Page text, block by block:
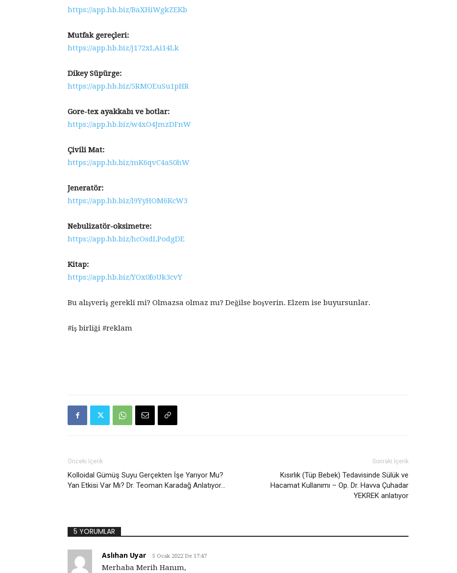
https://app.hb.biz/BaXHiWgkZEKb
Mutfak gereçleri:
https://app.hb.biz/j172xLAi14Lk
Dikey Süpürge:
https://app.hb.biz/5RMOEuSu1pHR
Gore-tex ayakkabı ve botlar:
https://app.hb.biz/w4xO4JmzDFnW
Çivili Mat:
https://app.hb.biz/mK6qvC4aS0hW
Jeneratör:
https://app.hb.biz/l9YyHOM6KcW3
Nebulizatör-oksimetre:
https://app.hb.biz/hcOsdLPodgDE
Kitap:
https://app.hb.biz/YOx0foUk3cvY
Bu alışveriş gerekli mi? Olmazsa olmaz mı? Değilse boşverin. Elzem ise buyursunlar.
#iş birliği #reklam
Önceki İçerik
Kolloidal Gümüş Suyu Gerçekten İşe Yarıyor Mu?
Yan Etkisi Var Mı? Dr. Teoman Karadağ Anlatıyor…
Sonraki İçerik
Kısırlık (Tüp Bebek) Tedavisinde Sülük ve
Hacamat Kullanımı – Op. Dr. Havva Çuhadar
YEKREK anlatıyor
5 YORUMLAR
Aslıhan Uyar 5 Ocak 2022 De 17:47
Merhaba Merih Hanım,